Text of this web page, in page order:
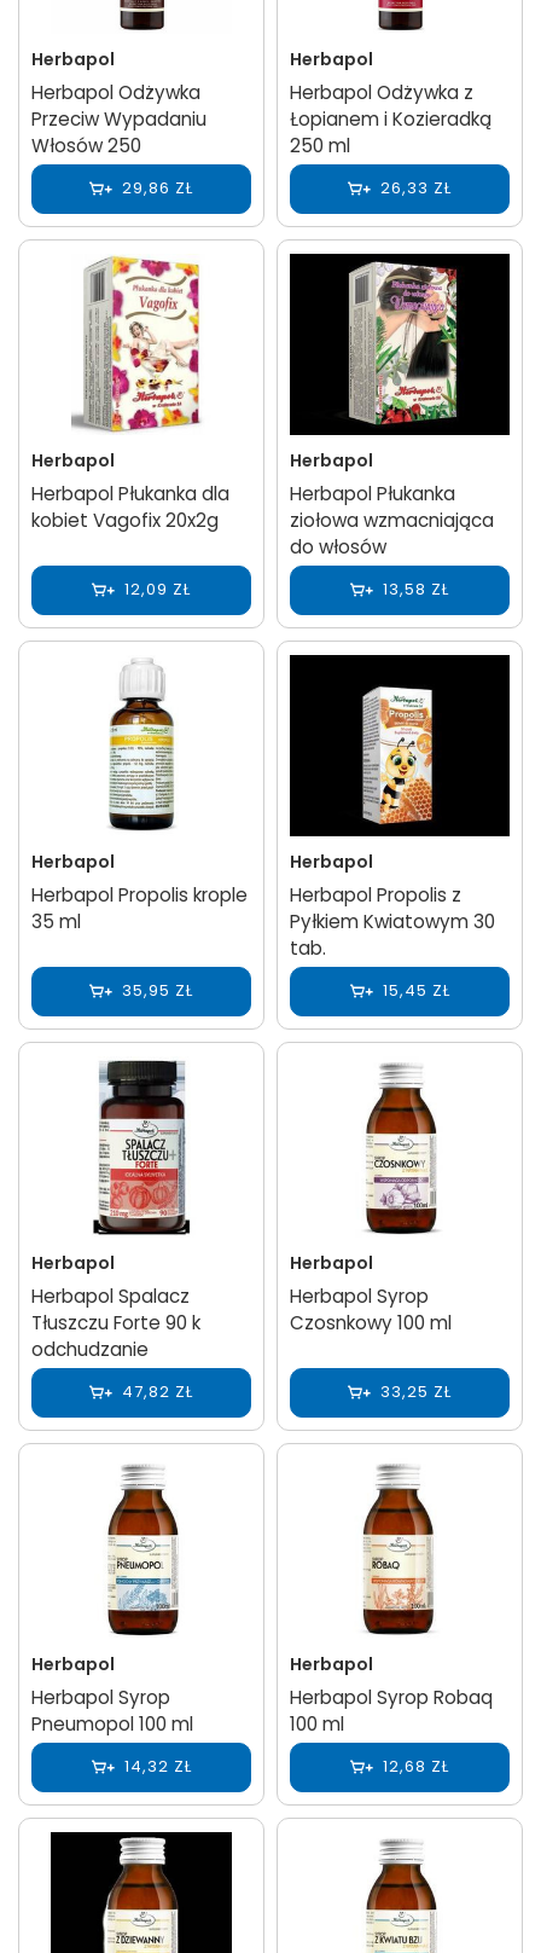
Herbapol
Herbapol Odżywka
Przeciw Wypadaniu
Włosów 250
29,86 ZŁ
Herbapol
Herbapol Odżywka z
Łopianem i Kozieradką
250 ml
26,33 ZŁ
Herbapol
Herbapol Płukanka dla
kobiet Vagofix 20x2g
12,09 ZŁ
Herbapol
Herbapol Płukanka
ziołowa wzmacniająca
do włosów
13,58 ZŁ
Herbapol
Herbapol Propolis krople
35 ml
35,95 ZŁ
Herbapol
Herbapol Propolis z
Pyłkiem Kwiatowym 30
tab.
15,45 ZŁ
Herbapol
Herbapol Spalacz
Tłuszczu Forte 90 k
odchudzanie
47,82 ZŁ
Herbapol
Herbapol Syrop
Czosnkowy 100 ml
33,25 ZŁ
Herbapol
Herbapol Syrop
Pneumopol 100 ml
14,32 ZŁ
Herbapol
Herbapol Syrop Robaq
100 ml
12,68 ZŁ